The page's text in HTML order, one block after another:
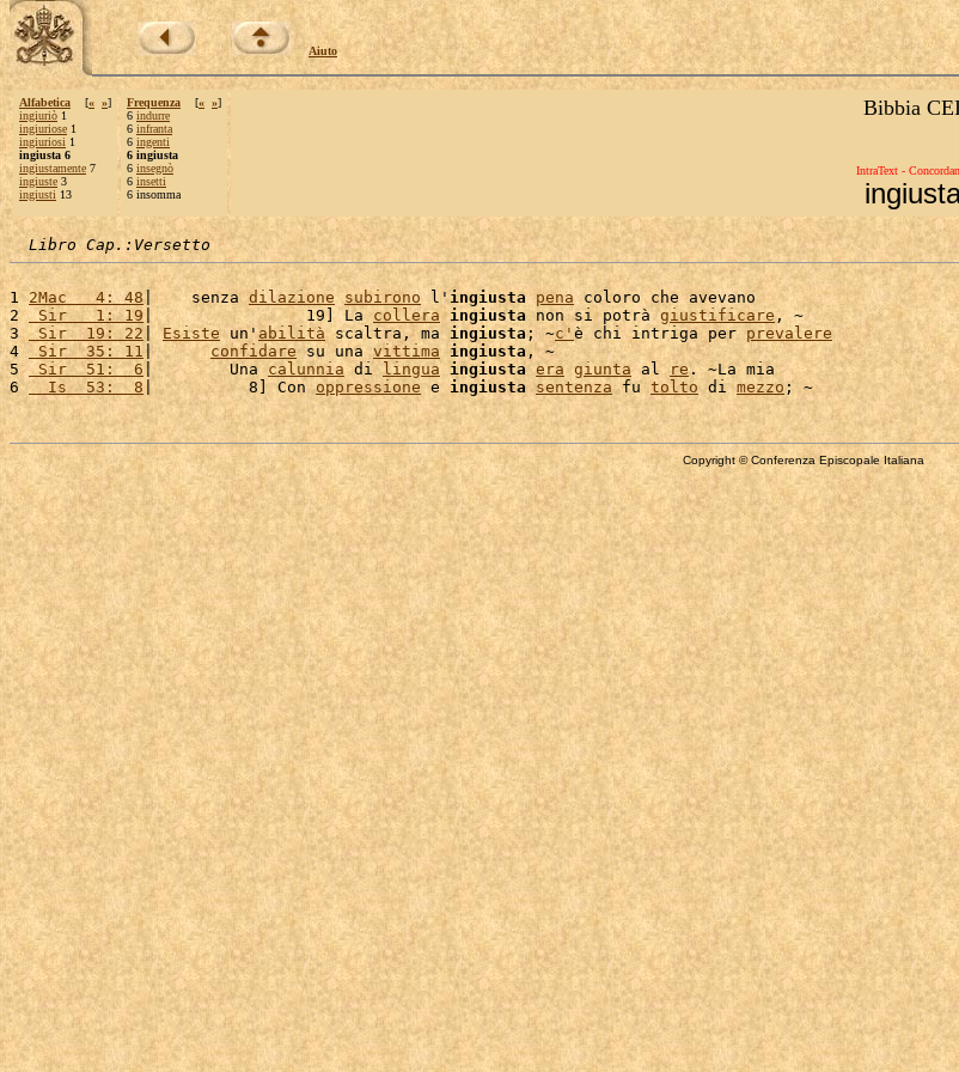
Aiuto
Alfabetica [« »]
ingiuriò 1
ingiuriose 1
ingiuriosi 1
ingiusta 6
ingiustamente 7
ingiuste 3
ingiusti 13
Frequenza [« »]
6 indurre
6 infranta
6 ingenti
6 ingiusta
6 insegnò
6 insetti
6 insomma
Bibbia
IntraText -
Libro Cap.:Versetto
1 2Mac   4: 48|    senza dilazione subirono l'ingiusta pena coloro che avevano
2
Sir   1: 19 |                19] La collera ingiusta non si potrà giustificare, ~
3 Sir  19: 22 | Esiste un'abilità scaltra, ma ingiusta ; ~c' è chi intriga per prevalere
4
Sir  35: 11| confidare su una vittima ingiusta , ~
5 Sir  51:  6 |        Una calunnia di lingua ingiusta era giunta al re. ~La mia
6
  Is  53:  8
|          8] Con oppressione e ingiusta sentenza fu tolto di mezzo
Copyright © Conferenza Episcopale Italiana